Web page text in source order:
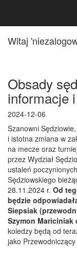
Witaj
Obsady
informacje
2024-12-06
Szanowni
i istotna zmiana w
na mecze oraz
przez Wydział
ustaleń
Sędziowskiego
28.11.2024 r. Od
będzie
Siepsiak
Szymon Mariciniak
koledzy będą od
jako